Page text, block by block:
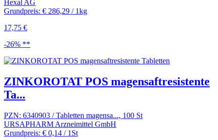
Hexal AG
Grundpreis: € 286,29 / 1kg
17,75 €
-26% **
ZINKOROTAT POS magensaftresistente
Ta...
PZN: 6340903 / Tabletten magensa..., 100 St
URSAPHARM Arzneimittel GmbH
Grundpreis: € 0,14 / 1St